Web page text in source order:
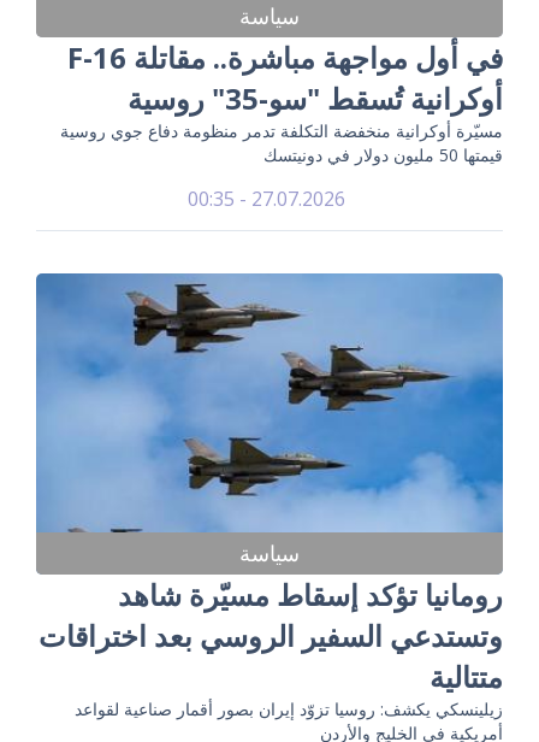
سياسة
في أول مواجهة مباشرة.. مقاتلة F-16
أوكرانية تُسقط "سو-35" روسية
مسيّرة أوكرانية منخفضة التكلفة تدمر منظومة دفاع جوي روسية
قيمتها 50 مليون دولار في دونيتسك
27.07.2026 - 00:35
سياسة
رومانيا تؤكد إسقاط مسيّرة شاهد
وتستدعي السفير الروسي بعد اختراقات
متتالية
زيلينسكي يكشف: روسيا تزوّد إيران بصور أقمار صناعية لقواعد
أمريكية في الخليج والأردن